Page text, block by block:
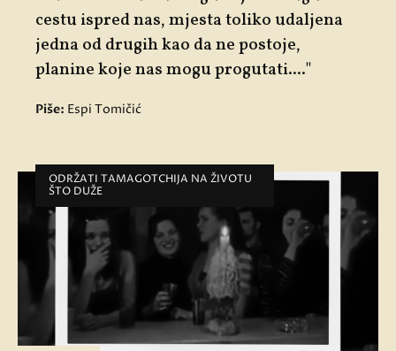
cestu ispred nas, mjesta toliko udaljena
jedna od drugih kao da ne postoje,
planine koje nas mogu progutati...."
Piše: Espi Tomičić
ODRŽATI TAMAGOTCHIJA NA ŽIVOTU
ŠTO DUŽE